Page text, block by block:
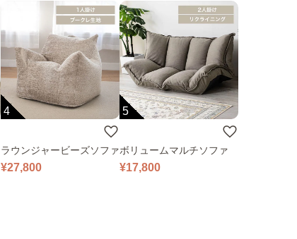
4
ラウンジャービーズソファ
¥27,800
5
ボリュームマルチソファ
¥17,800